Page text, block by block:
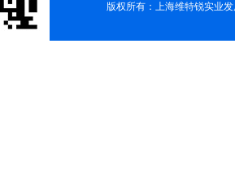
版权所有：上海维特锐实业